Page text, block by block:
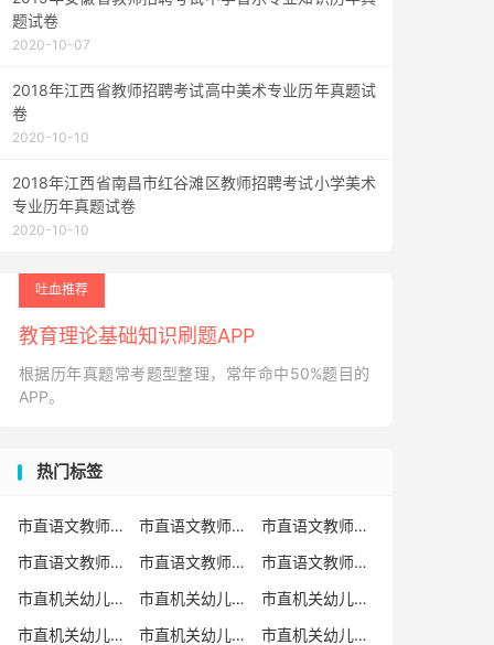
题试卷
2020-10-07
2018年江西省教师招聘考试高中美术专业历年真题试
卷
2020-10-10
2018年江西省南昌市红谷滩区教师招聘考试小学美术
专业历年真题试卷
2020-10-10
吐血推荐
教育理论基础知识刷题APP
根据历年真题常考题型整理，常年命中50%题目的
APP。
热门标签
市直语文教师招聘 市直语文教师招聘考试真题
市直语文教师招聘考试真题卷
市直语文教师编制考试真题
市直语文教师编制考试真题卷
市直语文教师考试
市直机关幼儿教师招聘
市直机关幼儿教师考试
市直机关幼儿教师招聘考试真题
市直机关幼儿教师招聘考试真题卷
市直机关幼儿教师编制考试真题卷
市直机关幼儿教师编制考试真题